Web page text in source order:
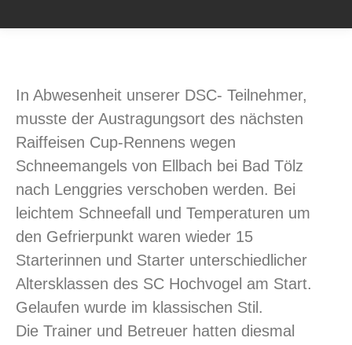
In Abwesenheit unserer DSC- Teilnehmer,
musste der Austragungsort des nächsten
Raiffeisen Cup-Rennens wegen
Schneemangels von Ellbach bei Bad Tölz
nach Lenggries verschoben werden. Bei
leichtem Schneefall und Temperaturen um
den Gefrierpunkt waren wieder 15
Starterinnen und Starter unterschiedlicher
Altersklassen des SC Hochvogel am Start.
Gelaufen wurde im klassischen Stil.
Die Trainer und Betreuer hatten diesmal